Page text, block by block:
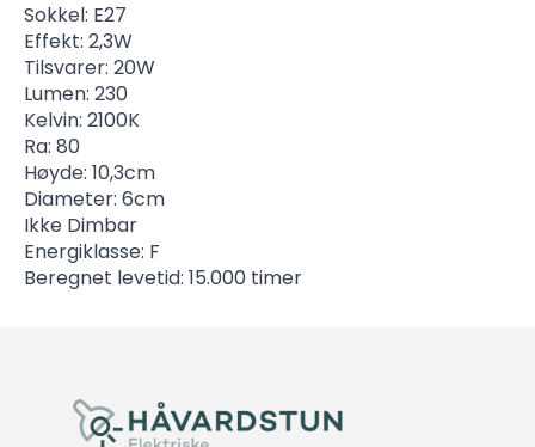
Sokkel: E27
Effekt: 2,3W
Tilsvarer: 20W
Lumen: 230
Kelvin: 2100K
Ra: 80
Høyde: 10,3cm
Diameter: 6cm
Ikke Dimbar
Energiklasse: F
Beregnet levetid: 15.000 timer